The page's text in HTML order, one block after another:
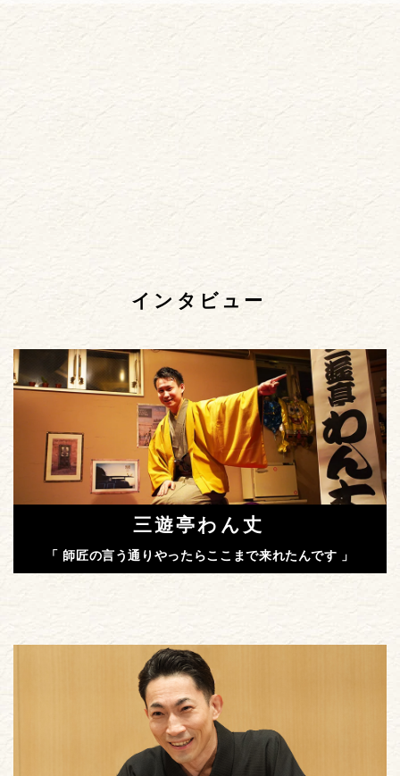
インタビュー
三遊亭わん丈
「 師匠の言う通りやったらここまで来れたんです 」